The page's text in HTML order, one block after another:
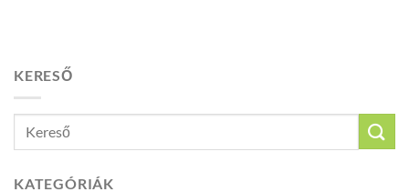
KERESŐ
KATEGÓRIÁK